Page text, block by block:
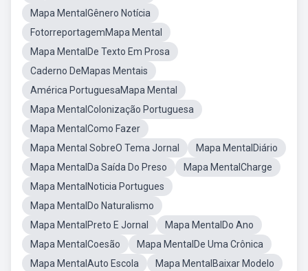
Mapa MentalGênero Notícia
FotorreportagemMapa Mental
Mapa MentalDe Texto Em Prosa
Caderno DeMapas Mentais
América PortuguesaMapa Mental
Mapa MentalColonização Portuguesa
Mapa MentalComo Fazer
Mapa Mental SobreO Tema Jornal
Mapa MentalDiário
Mapa MentalDa Saída Do Preso
Mapa MentalCharge
Mapa MentalNoticia Portugues
Mapa MentalDo Naturalismo
Mapa MentalPreto E Jornal
Mapa MentalDo Ano
Mapa MentalCoesão
Mapa MentalDe Uma Crônica
Mapa MentalAuto Escola
Mapa MentalBaixar Modelo